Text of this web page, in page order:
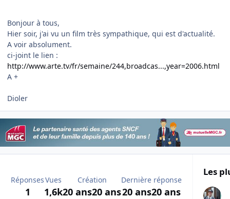
Bonjour à tous,
Hier soir, j'ai vu un film très sympathique, qui est d'actualité.
A voir absolument.
ci-joint le lien :
http://www.arte.tv/fr/semaine/244,broadcas...,year=2006.html
A +
Dioler
Réponses
1
Vues
1,6k
Création
20 ans20 ans
Dernière réponse
20 ans20 ans
Les